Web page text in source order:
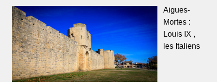
Aigues-
Mortes :
Louis IX ,
les Italiens